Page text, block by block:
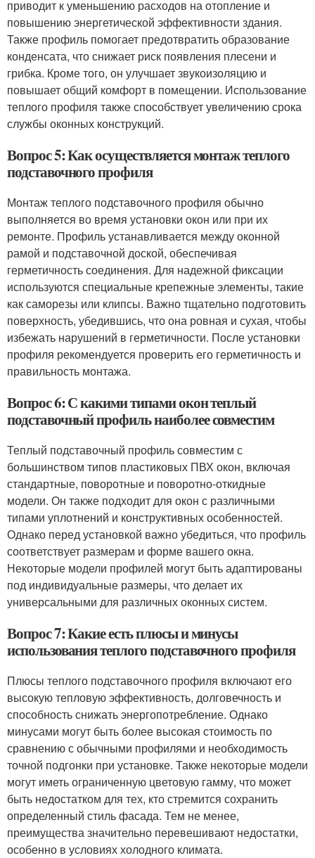
приводит к уменьшению расходов на отопление и
повышению энергетической эффективности здания.
Также профиль помогает предотвратить образование
конденсата, что снижает риск появления плесени и
грибка. Кроме того, он улучшает звукоизоляцию и
повышает общий комфорт в помещении. Использование
теплого профиля также способствует увеличению срока
службы оконных конструкций.
Вопрос 5: Как осуществляется монтаж теплого
подставочного профиля
Монтаж теплого подставочного профиля обычно
выполняется во время установки окон или при их
ремонте. Профиль устанавливается между оконной
рамой и подставочной доской, обеспечивая
герметичность соединения. Для надежной фиксации
используются специальные крепежные элементы, такие
как саморезы или клипсы. Важно тщательно подготовить
поверхность, убедившись, что она ровная и сухая, чтобы
избежать нарушений в герметичности. После установки
профиля рекомендуется проверить его герметичность и
правильность монтажа.
Вопрос 6: С какими типами окон теплый
подставочный профиль наиболее совместим
Теплый подставочный профиль совместим с
большинством типов пластиковых ПВХ окон, включая
стандартные, поворотные и поворотно-откидные
модели. Он также подходит для окон с различными
типами уплотнений и конструктивных особенностей.
Однако перед установкой важно убедиться, что профиль
соответствует размерам и форме вашего окна.
Некоторые модели профилей могут быть адаптированы
под индивидуальные размеры, что делает их
универсальными для различных оконных систем.
Вопрос 7: Какие есть плюсы и минусы
использования теплого подставочного профиля
Плюсы теплого подставочного профиля включают его
высокую тепловую эффективность, долговечность и
способность снижать энергопотребление. Однако
минусами могут быть более высокая стоимость по
сравнению с обычными профилями и необходимость
точной подгонки при установке. Также некоторые модели
могут иметь ограниченную цветовую гамму, что может
быть недостатком для тех, кто стремится сохранить
определенный стиль фасада. Тем не менее,
преимущества значительно перевешивают недостатки,
особенно в условиях холодного климата.